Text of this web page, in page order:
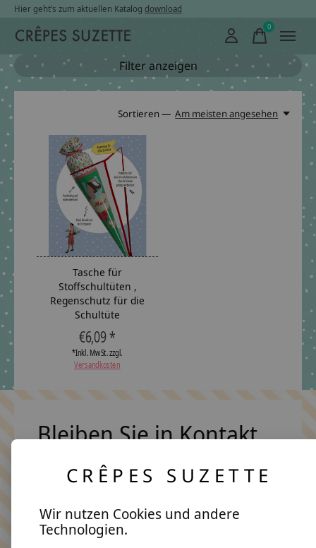
Hier geht’s zum aktuellen Katalog download
0items
Filter anzeigen
Sortieren — Am meisten angesehen
Tasche für
Stoffschultüten ,
Regenschutz für die
Schultüte
€6,09 *
*Inkl. MwSt. zzgl.
Versandkosten
Bleiben Sie in Kontakt
Keine Sorge, wir übertreiben es nicht
CRÊPES SUZETTE
Wir nutzen Cookies und andere
Technologien.